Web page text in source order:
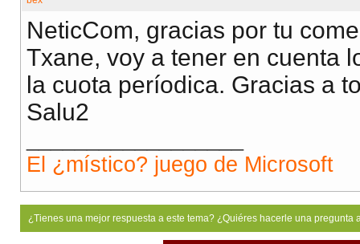
NeticCom, gracias por tu
Txane, voy a tener en cuenta
la cuota períodica. Gracias a
Salu2
El ¿místico? juego de Microsoft
¿Tienes una mejor respuesta a este tema? ¿Quiéres hacerle una